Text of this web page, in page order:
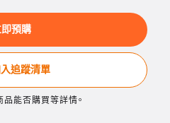
預購
追蹤清單
能否購買等詳情。